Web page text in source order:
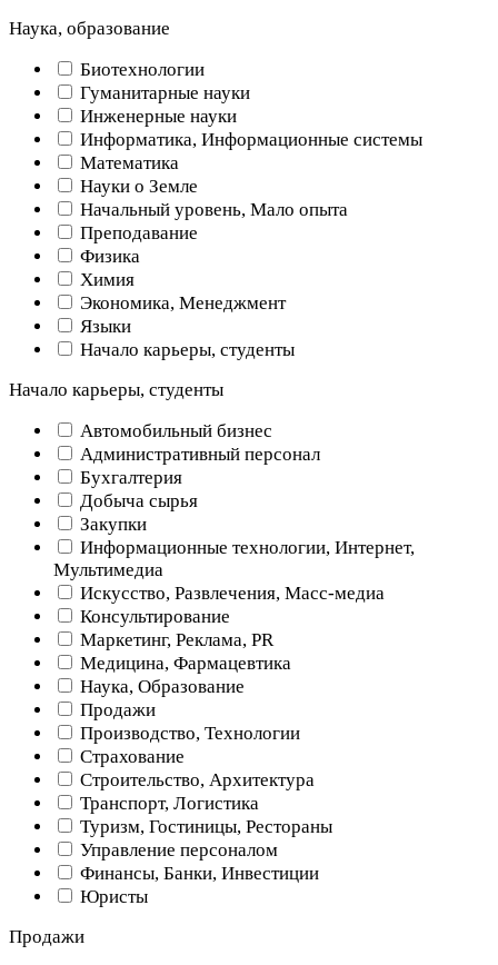
Наука, образование
Биотехнологии
Гуманитарные науки
Инженерные науки
Информатика, Информационные системы
Математика
Науки о Земле
Начальный уровень, Мало опыта
Преподавание
Физика
Химия
Экономика, Менеджмент
Языки
Начало карьеры, студенты
Начало карьеры, студенты
Автомобильный бизнес
Административный персонал
Бухгалтерия
Добыча сырья
Закупки
Информационные технологии, Интернет,
Мультимедиа
Искусство, Развлечения, Масс-медиа
Консультирование
Маркетинг, Реклама, PR
Медицина, Фармацевтика
Наука, Образование
Продажи
Производство, Технологии
Страхование
Строительство, Архитектура
Транспорт, Логистика
Туризм, Гостиницы, Рестораны
Управление персоналом
Финансы, Банки, Инвестиции
Юристы
Продажи